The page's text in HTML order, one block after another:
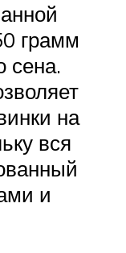
грамм
сена.
на
вся
и